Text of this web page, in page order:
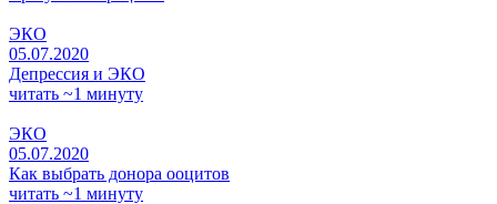
ЭКО
05.07.2020
Депрессия и ЭКО
читать ~1 минуту
ЭКО
05.07.2020
Как выбрать донора ооцитов
читать ~1 минуту